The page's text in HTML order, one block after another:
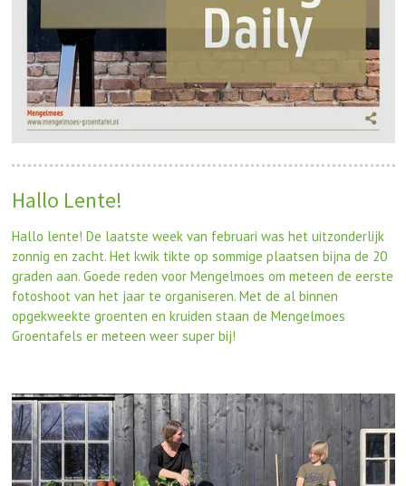
Hallo Lente!
Hallo lente! De laatste week van februari was het uitzonderlijk
zonnig en zacht. Het kwik tikte op sommige plaatsen bijna de 20
graden aan. Goede reden voor Mengelmoes om meteen de eerste
fotoshoot van het jaar te organiseren. Met de al binnen
opgekweekte groenten en kruiden staan de Mengelmoes
Groentafels er meteen weer super bij!